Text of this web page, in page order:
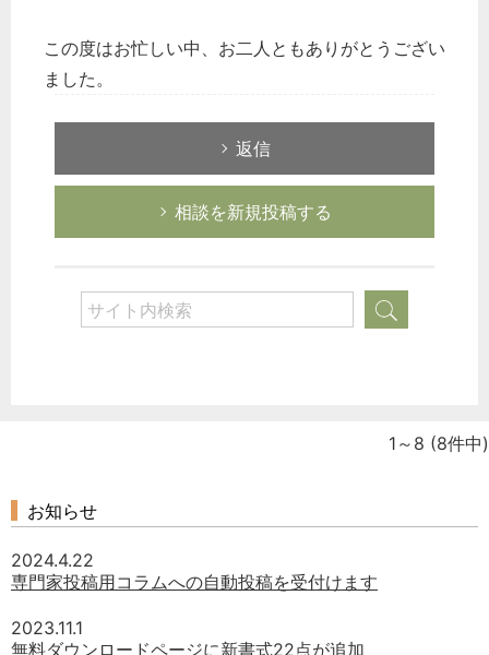
この度はお忙しい中、お二人ともありがとうござい
ました。
返信
相談を新規投稿する
1～8 (8件中)
お知らせ
2024.4.22
専門家投稿用コラムへの自動投稿を受付けます
2023.11.1
無料ダウンロードページに新書式22点が追加